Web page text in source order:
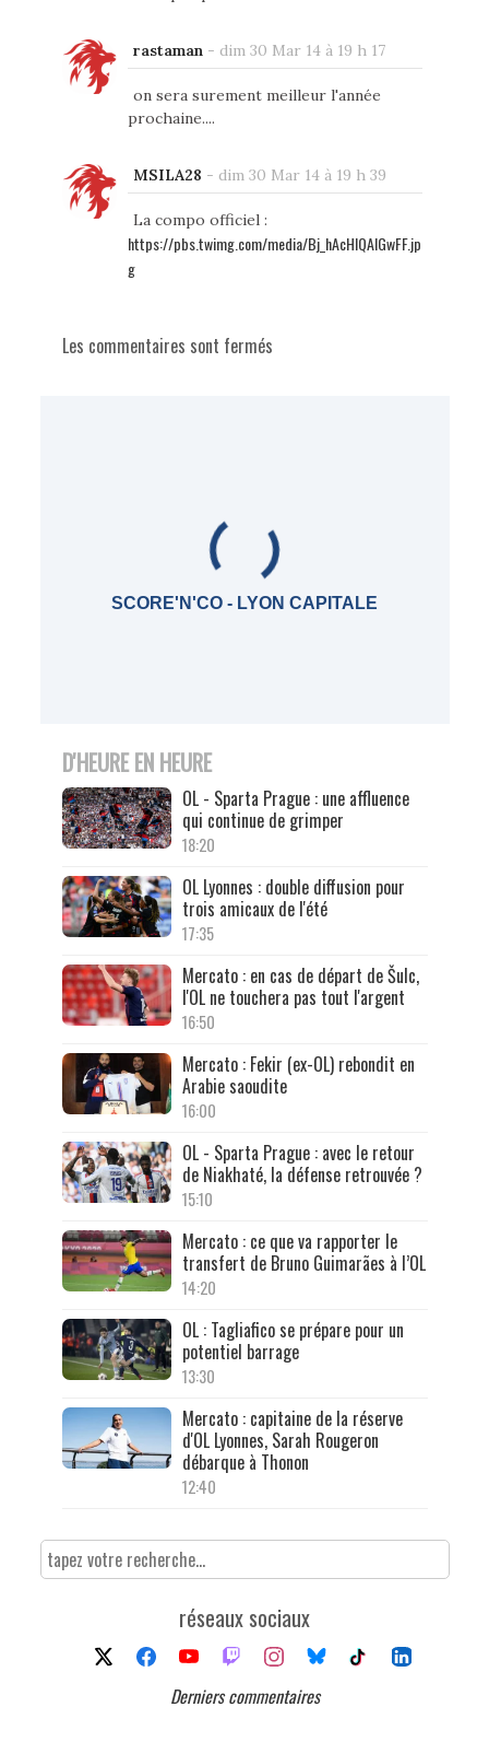
rastaman - dim 30 Mar 14 à 19 h 17
on sera surement meilleur l'année
prochaine....
MSILA28 - dim 30 Mar 14 à 19 h 39
La compo officiel :
https://pbs.twimg.com/media/Bj_hAcHIQAIGwFF.jp
g
Les commentaires sont fermés
SCORE'N'CO - LYON CAPITALE
D'HEURE EN HEURE
OL - Sparta Prague : une affluence
qui continue de grimper
18:20
OL Lyonnes : double diffusion pour
trois amicaux de l'été
17:35
Mercato : en cas de départ de Šulc,
l'OL ne touchera pas tout l'argent
16:50
Mercato : Fekir (ex-OL) rebondit en
Arabie saoudite
16:00
OL - Sparta Prague : avec le retour
de Niakhaté, la défense retrouvée ?
15:10
Mercato : ce que va rapporter le
transfert de Bruno Guimarães à l’OL
14:20
OL : Tagliafico se prépare pour un
potentiel barrage
13:30
Mercato : capitaine de la réserve
d'OL Lyonnes, Sarah Rougeron
débarque à Thonon
12:40
réseaux sociaux
Derniers commentaires